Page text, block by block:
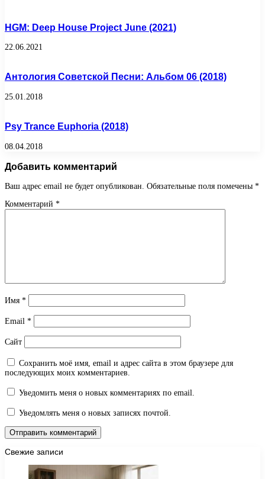
HGM: Deep House Project June (2021)
22.06.2021
Антология Советской Песни: Альбом 06 (2018)
25.01.2018
Psy Trance Euphoria (2018)
08.04.2018
Добавить комментарий
Ваш адрес email не будет опубликован. Обязательные поля помечены *
Комментарий *
Имя *
Email *
Сайт
Сохранить моё имя, email и адрес сайта в этом браузере для
последующих моих комментариев.
Уведомить меня о новых комментариях по email.
Уведомлять меня о новых записях почтой.
Свежие записи